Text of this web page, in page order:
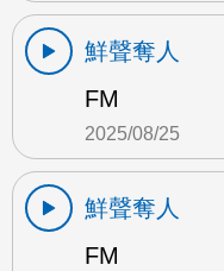
鮮聲奪人
FM
2025/08/25
鮮聲奪人
FM